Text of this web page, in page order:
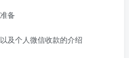
备
及个人微信收款的介绍